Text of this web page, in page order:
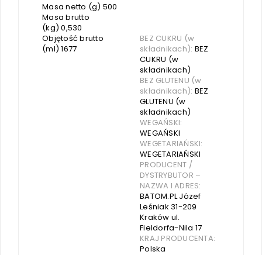
Masa netto (g) 500
Masa brutto
(kg) 0,530
Objętość brutto
(ml) 1677
BEZ CUKRU (w
składnikach): BEZ
CUKRU (w
składnikach)
BEZ GLUTENU (w
składnikach): BEZ
GLUTENU (w
składnikach)
WEGAŃSKI:
WEGAŃSKI
WEGETARIAŃSKI:
WEGETARIAŃSKI
PRODUCENT /
DYSTRYBUTOR –
NAZWA I ADRES:
BATOM.PL Józef
Leśniak 31-209
Kraków ul.
Fieldorfa-Nila 17
KRAJ PRODUCENTA:
Polska